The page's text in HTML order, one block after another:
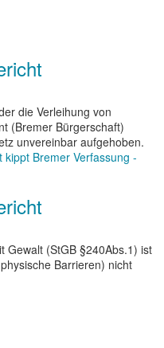
die Verleihung von
(Bremer Bürgerschaft)
unvereinbar aufgehoben.
Bremer Verfassung -
Gewalt (StGB §240Abs.1) ist
Barrieren) nicht